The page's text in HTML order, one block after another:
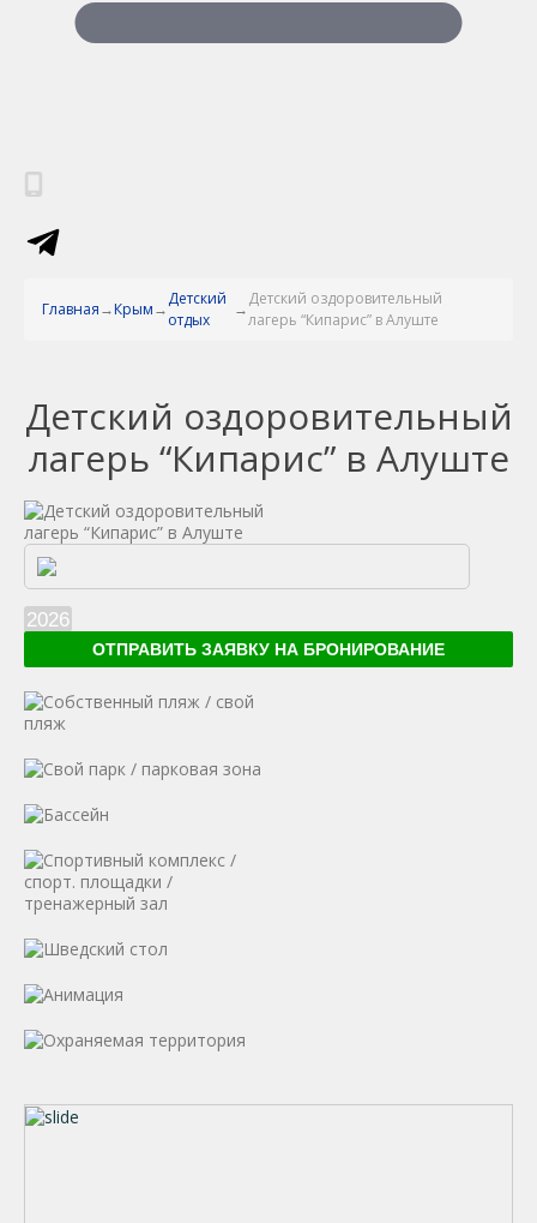
Главная Крым
Детский
отдых
Детский оздоровительный
лагерь “Кипарис” в Алуште
Детский оздоровительный
лагерь “Кипарис” в Алуште
2026
ОТПРАВИТЬ ЗАЯВКУ НА БРОНИРОВАНИЕ